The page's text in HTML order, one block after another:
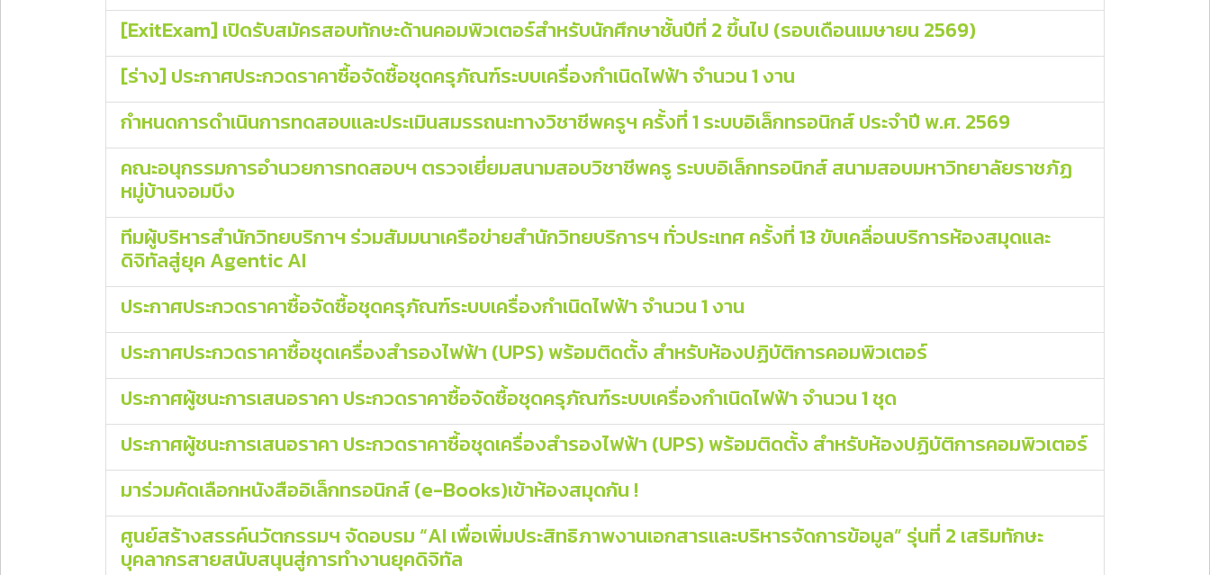
[ExitExam] เปิดรับสมัครสอบทักษะด้านคอมพิวเตอร์สำหรับนักศึกษาชั้นปีที่ 2 ขึ้นไป (รอบเดือนเมษายน 2569)
[ร่าง] ประกาศประกวดราคาซื้อจัดซื้อชุดครุภัณฑ์ระบบเครื่องกำเนิดไฟฟ้า จํานวน 1 งาน
กำหนดการดำเนินการทดสอบและประเมินสมรรถนะทางวิชาชีพครูฯ ครั้งที่ 1 ระบบอิเล็กทรอนิกส์ ประจำปี พ.ศ. 2569
คณะอนุกรรมการอำนวยการทดสอบฯ ตรวจเยี่ยมสนามสอบวิชาชีพครู ระบบอิเล็กทรอนิกส์ สนามสอบมหาวิทยาลัยราชภัฏ
หมู่บ้านจอมบึง
ทีมผู้บริหารสำนักวิทยบริกาฯ ร่วมสัมมนาเครือข่ายสำนักวิทยบริการฯ ทั่วประเทศ ครั้งที่ 13 ขับเคลื่อนบริการห้องสมุดและ
ดิจิทัลสู่ยุค Agentic AI
ประกาศประกวดราคาซื้อจัดซื้อชุดครุภัณฑ์ระบบเครื่องกำเนิดไฟฟ้า จํานวน 1 งาน
ประกาศประกวดราคาซื้อชุดเครื่องสํารองไฟฟ้า (UPS) พร้อมติดตั้ง สําหรับห้องปฏิบัติการคอมพิวเตอร์
ประกาศผู้ชนะการเสนอราคา ประกวดราคาซื้อจัดซื้อชุดครุภัณฑ์ระบบเครื่องกําเนิดไฟฟ้า จํานวน 1 ชุด
ประกาศผู้ชนะการเสนอราคา ประกวดราคาซื้อชุดเครื่องสํารองไฟฟ้า (UPS) พร้อมติดตั้ง สําหรับห้องปฏิบัติการคอมพิวเตอร์
มาร่วมคัดเลือกหนังสืออิเล็กทรอนิกส์ (e-Books)เข้าห้องสมุดกัน !
ศูนย์สร้างสรรค์นวัตกรรมฯ จัดอบรม “AI เพื่อเพิ่มประสิทธิภาพงานเอกสารและบริหารจัดการข้อมูล” รุ่นที่ 2 เสริมทักษะ
บุคลากรสายสนับสนุนสู่การทำงานยุคดิจิทัล